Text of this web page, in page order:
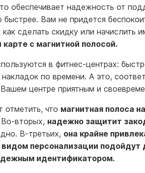
обеспечивает надежность от
Вам не придется
сделать скидку или
карте с магнитной полосой.
в фитнес-центрах:
по времени. А это,
центре приятным и
отметить, что магнитная полоса
Во-вторых, надежно защитит
В-третьих, она крайне
персонализации подойдут
идентификатором.